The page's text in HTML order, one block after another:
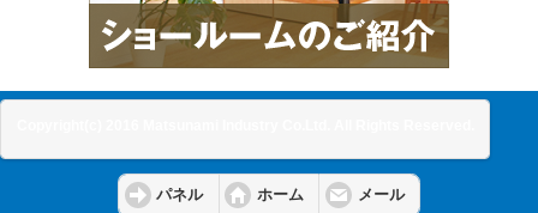
パネル ホーム メール